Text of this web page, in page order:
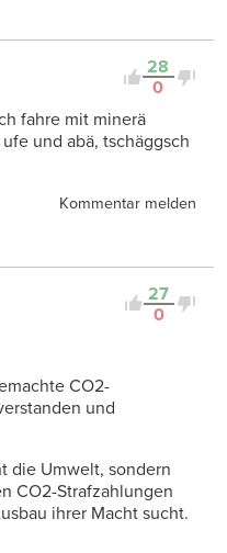
28
0
fahre mit minerä
und abä, tschäggsch
Kommentar melden
27
0
CO2-
und
die Umwelt, sondern
CO2-Strafzahlungen
ihrer Macht sucht.